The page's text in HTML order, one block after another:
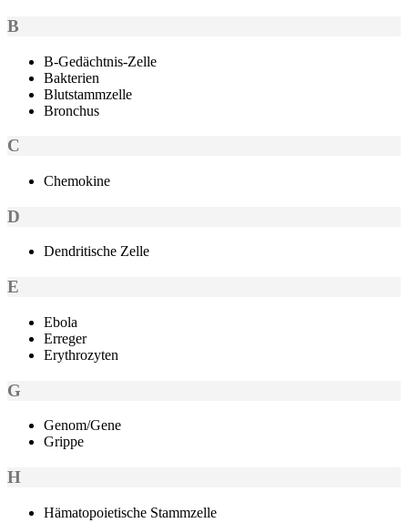
B
B-Gedächtnis-Zelle
Bakterien
Blutstammzelle
Bronchus
C
Chemokine
D
Dendritische Zelle
E
Ebola
Erreger
Erythrozyten
G
Genom/Gene
Grippe
H
Hämatopoietische Stammzelle